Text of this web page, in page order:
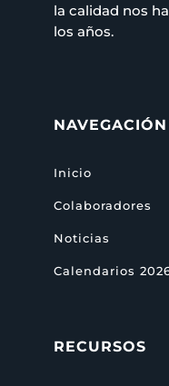
la calidad nos
los años.
NAVEGACIÓN
Inicio
Colaboradores
Noticias
Calendarios
RECURSOS